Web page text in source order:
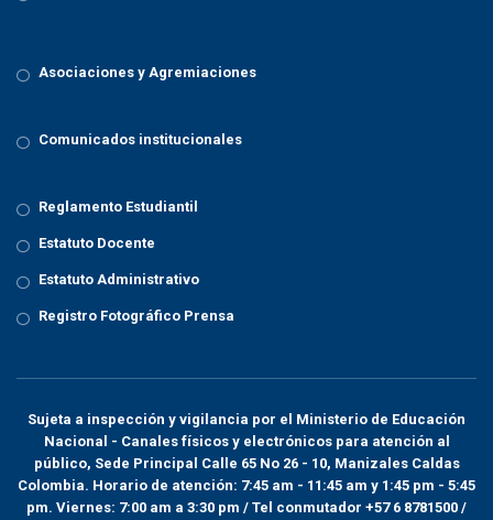
Asociaciones y Agremiaciones
Comunicados institucionales
Reglamento Estudiantil
Estatuto Docente
Estatuto Administrativo
Registro Fotográfico Prensa
Sujeta a inspección y vigilancia por el Ministerio de Educación
Nacional - Canales físicos y electrónicos para atención al
público, Sede Principal Calle 65 No 26 - 10, Manizales Caldas
Colombia. Horario de atención: 7:45 am - 11:45 am y 1:45 pm - 5:45
pm. Viernes: 7:00 am a 3:30 pm / Tel conmutador +57 6 8781500 /